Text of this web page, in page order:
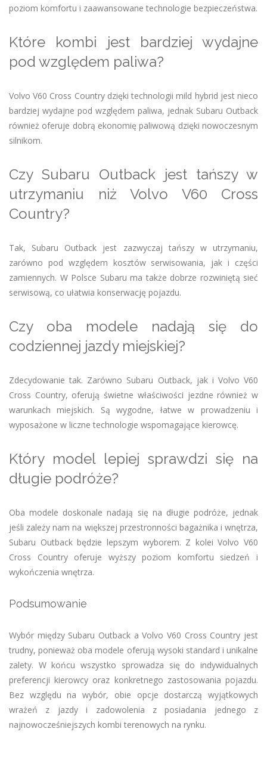
poziom komfortu i zaawansowane technologie bezpieczeństwa.
Które kombi jest bardziej wydajne
pod względem paliwa?
Volvo V60 Cross Country dzięki technologii mild hybrid jest nieco
bardziej wydajne pod względem paliwa, jednak Subaru Outback
również oferuje dobrą ekonomię paliwową dzięki nowoczesnym
silnikom.
Czy Subaru Outback jest tańszy w
utrzymaniu niż Volvo V60 Cross
Country?
Tak, Subaru Outback jest zazwyczaj tańszy w utrzymaniu,
zarówno pod względem kosztów serwisowania, jak i części
zamiennych. W Polsce Subaru ma także dobrze rozwiniętą sieć
serwisową, co ułatwia konserwację pojazdu.
Czy oba modele nadają się do
codziennej jazdy miejskiej?
Zdecydowanie tak. Zarówno Subaru Outback, jak i Volvo V60
Cross Country, oferują świetne właściwości jezdne również w
warunkach miejskich. Są wygodne, łatwe w prowadzeniu i
wyposażone w liczne technologie wspomagające kierowcę.
Który model lepiej sprawdzi się na
długie podróże?
Oba modele doskonale nadają się na długie podróże, jednak
jeśli zależy nam na większej przestronności bagażnika i wnętrza,
Subaru Outback będzie lepszym wyborem. Z kolei Volvo V60
Cross Country oferuje wyższy poziom komfortu siedzeń i
wykończenia wnętrza.
Podsumowanie
Wybór między Subaru Outback a Volvo V60 Cross Country jest
trudny, ponieważ oba modele oferują wysoki standard i unikalne
zalety. W końcu wszystko sprowadza się do indywidualnych
preferencji kierowcy oraz konkretnego zastosowania pojazdu.
Bez względu na wybór, obie opcje dostarczą wyjątkowych
wrażeń z jazdy i zadowolenia z posiadania jednego z
najnowocześniejszych kombi terenowych na rynku.